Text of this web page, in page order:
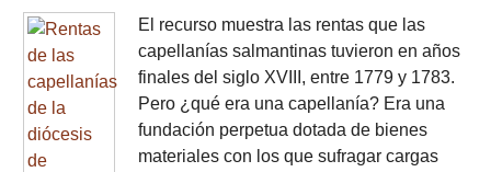
El recurso muestra las rentas que las
capellanías salmantinas tuvieron en años
finales del siglo XVIII, entre 1779 y 1783.
Pero ¿qué era una capellanía? Era una
fundación perpetua dotada de bienes
materiales con los que sufragar cargas